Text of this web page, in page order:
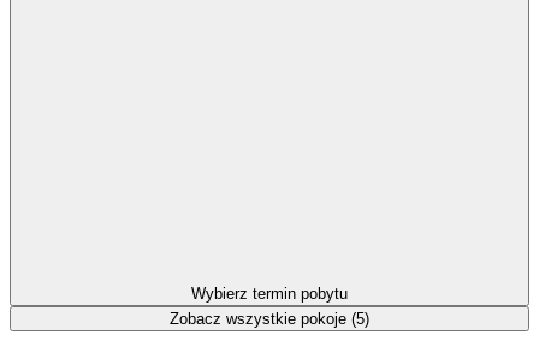
Wybierz termin pobytu
Zobacz wszystkie pokoje (5)